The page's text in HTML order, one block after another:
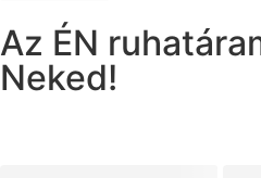
Az ÉN
Neked!